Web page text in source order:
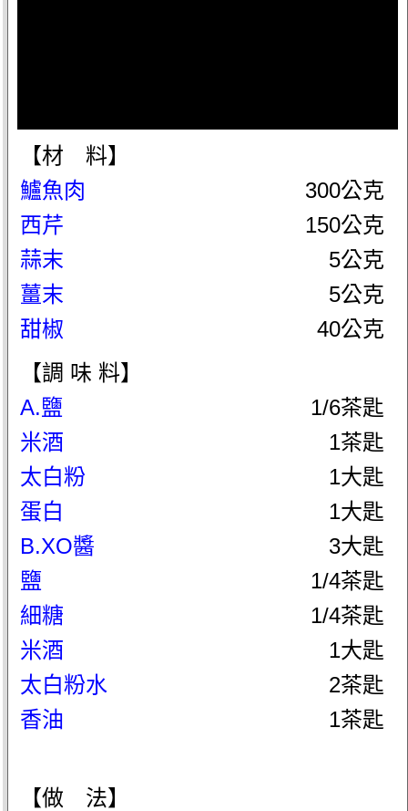
【材 料】
鱸魚肉
300公克
西芹
150公克
蒜末
5公克
薑末
5公克
甜椒
40公克
【調 味 料】
A.鹽
1/6茶匙
米酒
1茶匙
太白粉
1大匙
蛋白
1大匙
B.XO醬
3大匙
鹽
1/4茶匙
細糖
1/4茶匙
米酒
1大匙
太白粉水
2茶匙
香油
1茶匙
【做 法】